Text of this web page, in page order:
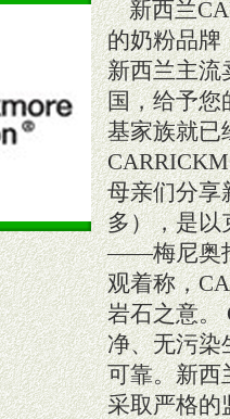
新西兰
的奶粉品牌
新西兰主流
国，给予您
基家族就已
母亲们分享
多），是以
——梅尼奥
观着称，
岩石之意。
净、无污染
可靠。新西
采取严格的